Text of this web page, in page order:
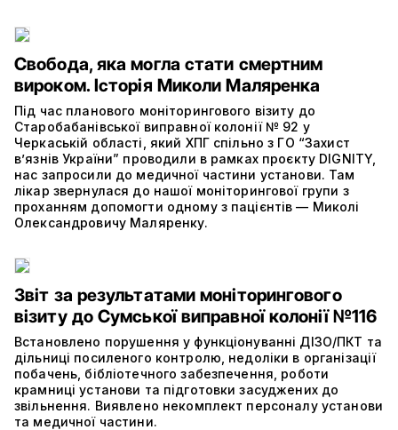
Свобода, яка могла стати смертним
вироком. Історія Миколи Маляренка
Під час планового моніторингового візиту до
Старобабанівської виправної колонії № 92 у
Черкаській області, який ХПГ спільно з ГО “Захист
в’язнів України” проводили в рамках проєкту DIGNITY,
нас запросили до медичної частини установи. Там
лікар звернулася до нашої моніторингової групи з
проханням допомогти одному з пацієнтів — Миколі
Олександровичу Маляренку.
Звіт за результатами моніторингового
візиту до Сумської виправної колонії №116
Встановлено порушення у функціонуванні ДІЗО/ПКТ та
дільниці посиленого контролю, недоліки в організації
побачень, бібліотечного забезпечення, роботи
крамниці установи та підготовки засуджених до
звільнення. Виявлено некомплект персоналу установи
та медичної частини.